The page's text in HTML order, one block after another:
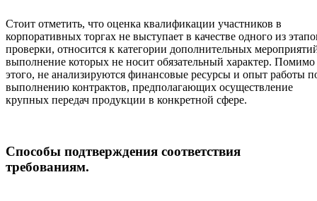
Стоит отметить, что оценка квалификации участников в
корпоративных торгах не выступает в качестве одного из
проверки, относится к категории дополнительных
выполнение которых не носит обязательный характер. Помимо
этого, не анализируются финансовые ресурсы и опыт работы
выполнению контрактов, предполагающих осуществление
крупных передач продукции в конкретной сфере.
Способы подтверждения соответствия
требованиям.